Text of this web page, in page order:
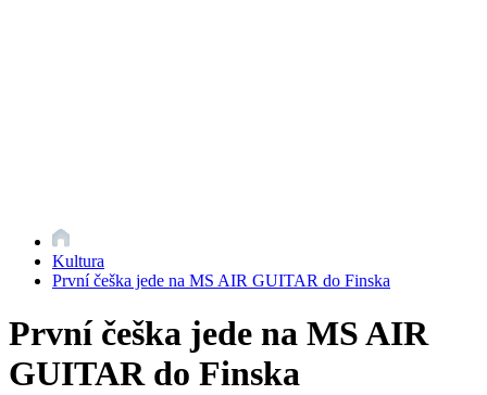
Kultura
První češka jede na MS AIR GUITAR do Finska
První češka jede na MS AIR
GUITAR do Finska